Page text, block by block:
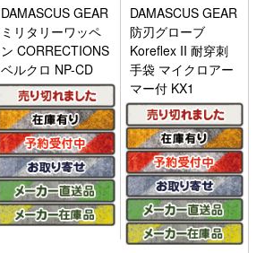
DAMASCUS GEAR
ミリタリーワッペ
ン CORRECTIONS
ベルクロ NP-CD
DAMASCUS GEAR
防刃グローブ
Koreflex II 耐穿刺
手袋 マイクロアー
マー付 KX1